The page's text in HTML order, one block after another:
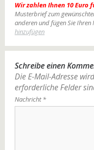
Wir zahlen Ihnen 10 Euro
Musterbrief zum
anderen und fügen Sie Ihren
hinzufügen
Schreibe einen
Die E-Mail-Adresse
erforderliche Felder
Nachricht*